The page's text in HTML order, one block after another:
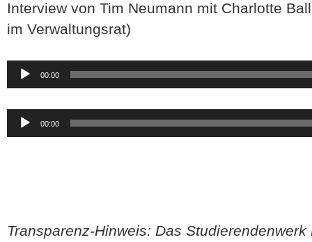
Interview von Tim Neumann mit Charlotte
im Verwaltungsrat)
Audio-
Player
00:00
Audio-
Player
00:00
Transparenz-Hinweis: Das